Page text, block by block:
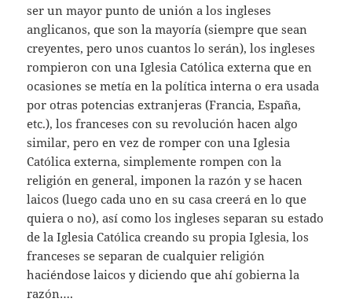
ser un mayor punto de unión a los ingleses
anglicanos, que son la mayoría (siempre que sean
creyentes, pero unos cuantos lo serán), los ingleses
rompieron con una Iglesia Católica externa que en
ocasiones se metía en la política interna o era usada
por otras potencias extranjeras (Francia, España,
etc.), los franceses con su revolución hacen algo
similar, pero en vez de romper con una Iglesia
Católica externa, simplemente rompen con la
religión en general, imponen la razón y se hacen
laicos (luego cada uno en su casa creerá en lo que
quiera o no), así como los ingleses separan su estado
de la Iglesia Católica creando su propia Iglesia, los
franceses se separan de cualquier religión
haciéndose laicos y diciendo que ahí gobierna la
razón….